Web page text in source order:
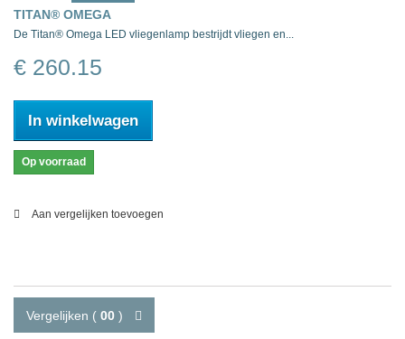
TITAN® OMEGA
De Titan® Omega LED vliegenlamp bestrijdt vliegen en...
€ 260.15
In winkelwagen
Op voorraad
Aan vergelijken toevoegen
Vergelijken ( 00 )